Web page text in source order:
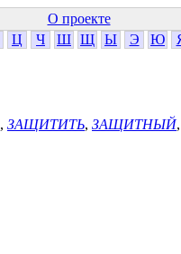
О проекте
Ц Ч Ш Щ Ы Э Ю
, ЗАЩИТИТЬ, ЗАЩИТНЫЙ,